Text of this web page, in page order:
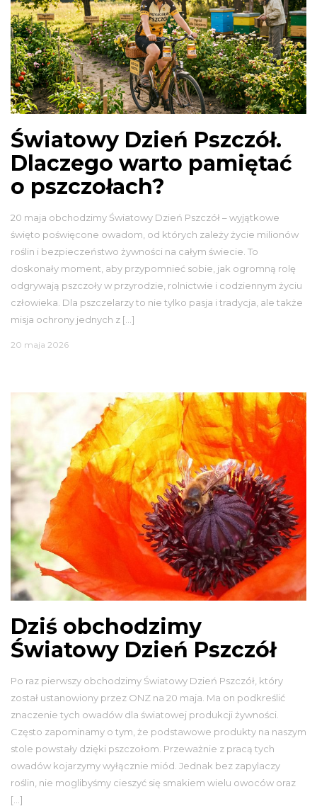
Światowy Dzień Pszczół.
Dlaczego warto pamiętać
o pszczołach?
20 maja obchodzimy Światowy Dzień Pszczół – wyjątkowe
święto poświęcone owadom, od których zależy życie milionów
roślin i bezpieczeństwo żywności na całym świecie. To
doskonały moment, aby przypomnieć sobie, jak ogromną rolę
odgrywają pszczoły w przyrodzie, rolnictwie i codziennym życiu
człowieka. Dla pszczelarzy to nie tylko pasja i tradycja, ale także
misja ochrony jednych z […]
20 maja 2026
Dziś obchodzimy
Światowy Dzień Pszczół
Po raz pierwszy obchodzimy Światowy Dzień Pszczół, który
został ustanowiony przez ONZ na 20 maja. Ma on podkreślić
znaczenie tych owadów dla światowej produkcji żywności.
Często zapominamy o tym, że podstawowe produkty na naszym
stole powstały dzięki pszczołom. Przeważnie z pracą tych
owadów kojarzymy wyłącznie miód. Jednak bez zapylaczy
roślin, nie moglibyśmy cieszyć się smakiem wielu owoców oraz
[…]